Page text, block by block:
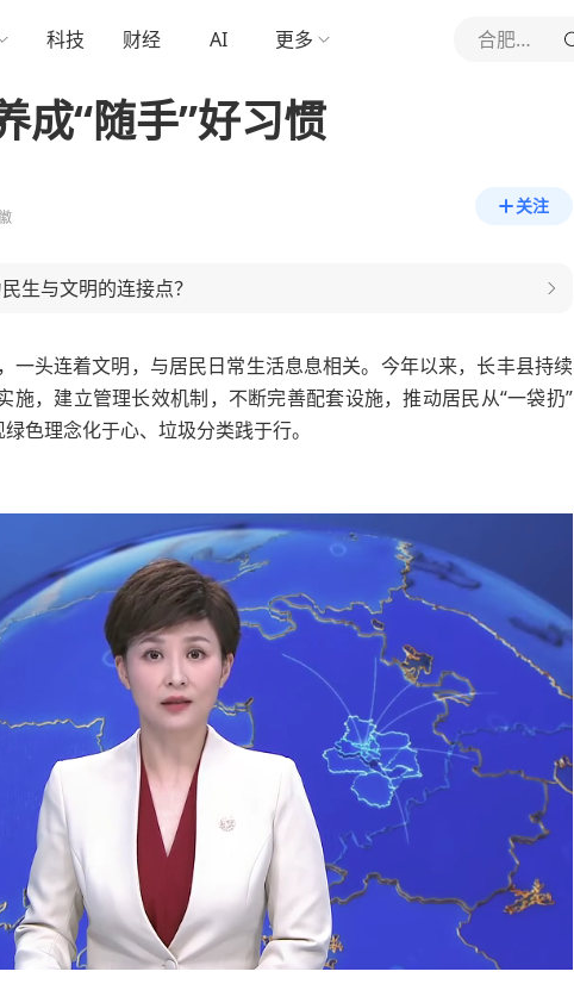
科技 财经 AI 更多 合肥新闻联播
成“随手”好习惯
关注
生与文明的连接点？
一头连着文明，与居民日常生活息息相关。今年以来，长丰县持续
施，建立管理长效机制，不断完善配套设施，推动居民从“一袋扔”
色理念化于心、垃圾分类践于行。